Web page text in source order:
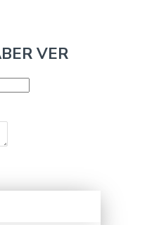
VER